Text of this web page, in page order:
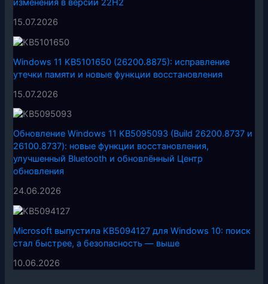
изменения в версии 22H2
15.07.2026
Windows 11 KB5101650 (26200.8875): исправление
утечки памяти и новые функции восстановления
15.07.2026
Обновление Windows 11 KB5095093 (Build 26200.8737 и
26100.8737): новые функции восстановления,
улучшенный Bluetooth и обновлённый Центр
обновления
24.06.2026
Microsoft выпустила KB5094127 для Windows 10: поиск
стал быстрее, а безопасность — выше
10.06.2026